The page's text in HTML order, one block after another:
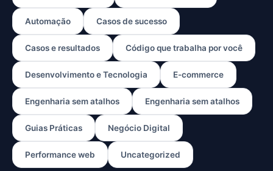
Automação Casos de sucesso
Casos e resultados Código que trabalha por você
Desenvolvimento e Tecnologia E-commerce
Engenharia sem atalhos Engenharia sem atalhos
Guias Práticas Negócio Digital
Performance web Uncategorized